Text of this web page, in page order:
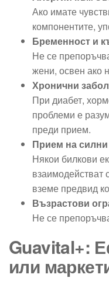
Ако имате
компонентите,
Бременност и
Не се
жени, освен ако
Хронични
При диабет,
проблеми е
преди прием.
Прием на
Някои билкови
взаимодействат
вземе предвид
Възрастови
Не се
Guavital+:
или